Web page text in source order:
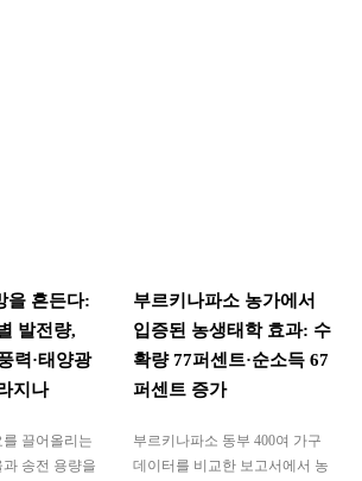
을 흔든다:
발전량,
력·태양광
지나
끌어올리는
송전 용량을
부르키나파소 농가에서
입증된 농생태학 효과: 수
확량 77퍼센트·순소득 67
퍼센트 증가
부르키나파소 동부 400여 가구
데이터를 비교한 보고서에서 농